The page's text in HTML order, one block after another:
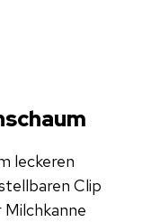
leckeren
Clip